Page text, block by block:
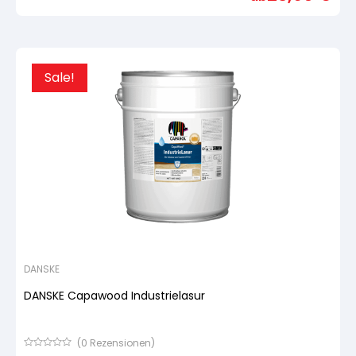
Sale!
DANSKE
DANSKE Capawood Industrielasur
(0 Rezensionen)